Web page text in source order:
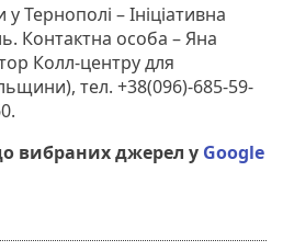
Тернополі – Ініціативна
Контактна особа – Яна
Колл-центру для
тел. +38(096)-685-59-
вибраних джерел у Google